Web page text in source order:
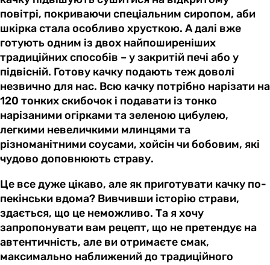
повітрі, покриваючи спеціальним сиропом, аби
шкірка стала особливо хрусткою. А далі вже
готують одним із двох найпоширеніших
традиційних способів – у закритій печі або у
підвісній. Готову качку подають теж доволі
незвично для нас. Всю качку потрібно нарізати на
120 тонких скибочок і подавати із тонко
нарізаними огірками та зеленою цибулею,
легкими невеличкими млинцями та
різноманітними соусами, хойсін чи бобовим, які
чудово доповнюють страву.
Це все дуже цікаво, але як приготувати качку по-
пекінськи вдома? Вивчивши історію страви,
здається, що це неможливо. Та я хочу
запропонувати вам рецепт, що не претендує на
автентичність, але ви отримаєте смак,
максимально наближений до традиційного